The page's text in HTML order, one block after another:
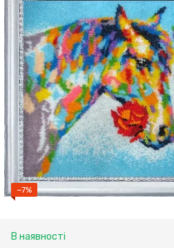
−7%
В наявності